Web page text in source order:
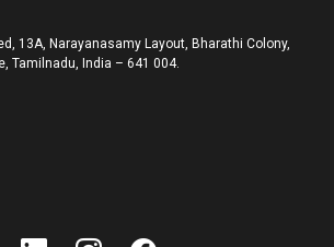
13A, Narayanasamy Layout, Bharathi Colony,
Tamilnadu, India – 641 004.